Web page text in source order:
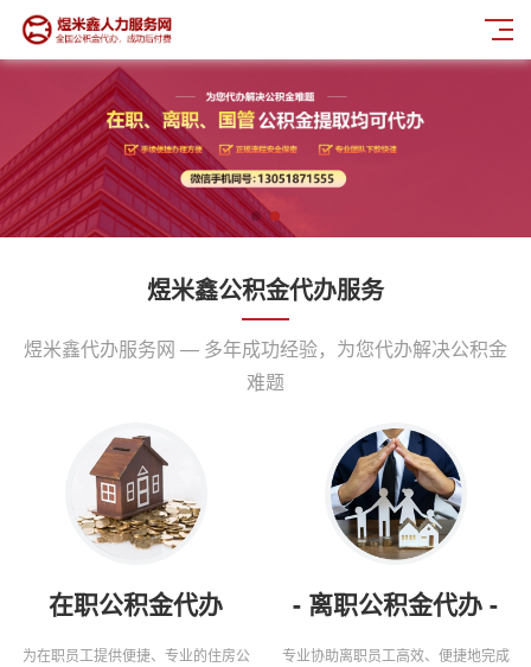
煜米鑫公积金代办服务
煜米鑫代办服务网 — 多年成功经验，为您代办解决公积金
难题
在职公积金代办
为在职员工提供便捷、专业的住房公
- 离职公积金代办 -
专业协助离职员工高效、便捷地完成